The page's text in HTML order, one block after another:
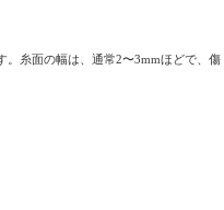
。糸面の幅は、通常2〜3mmほどで、傷